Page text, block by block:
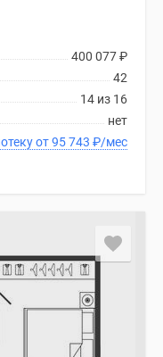
400 077₽
42
14 из 16
нет
В ипотеку от 95 743 ₽/мес